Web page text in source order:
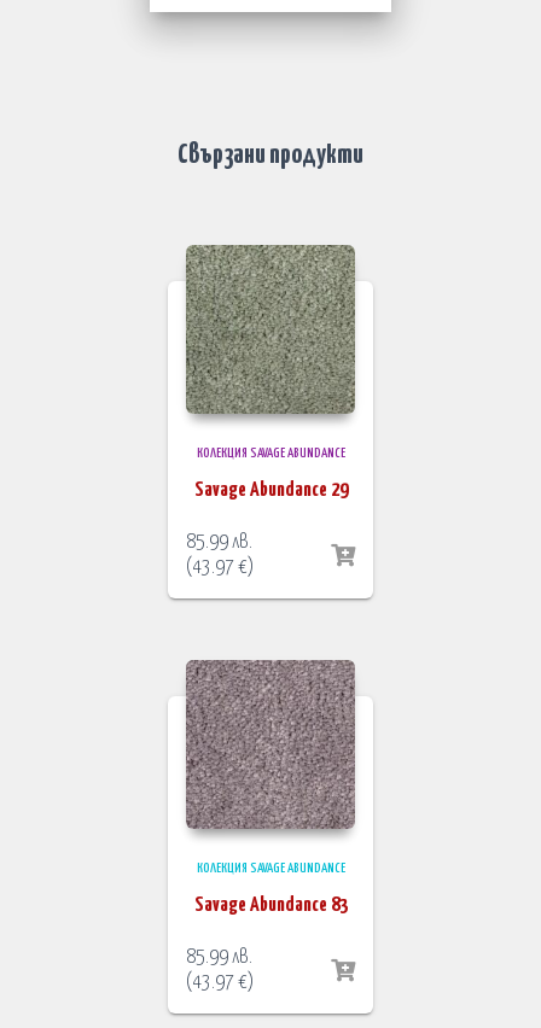
Свързани продукти
КОЛЕКЦИЯ SAVAGE ABUNDANCE
Savage Abundance 29
85.99лв.
(43.97€)
КОЛЕКЦИЯ SAVAGE ABUNDANCE
Savage Abundance 83
85.99лв.
(43.97€)